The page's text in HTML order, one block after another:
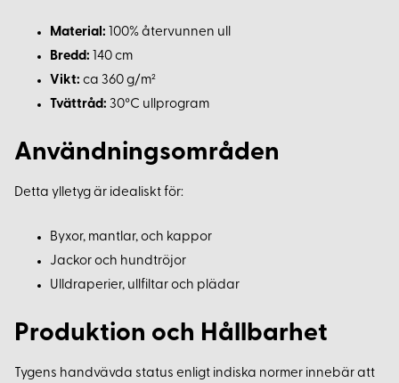
Material: 100% återvunnen ull
Bredd: 140 cm
Vikt: ca 360 g/m²
Tvättråd: 30°C ullprogram
Användningsområden
Detta ylletyg är idealiskt för:
Byxor, mantlar, och kappor
Jackor och hundtröjor
Ulldraperier, ullfiltar och plädar
Produktion och Hållbarhet
Tygens handvävda status enligt indiska normer innebär att